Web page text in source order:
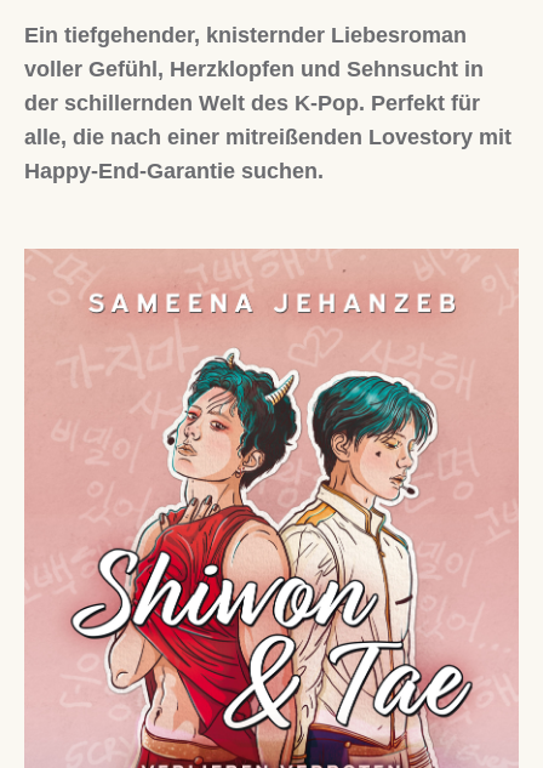
Ein tiefgehender, knisternder Liebesroman
voller Gefühl, Herzklopfen und Sehnsucht in
der schillernden Welt des K-Pop. Perfekt für
alle, die nach einer mitreißenden Lovestory mit
Happy-End-Garantie suchen.